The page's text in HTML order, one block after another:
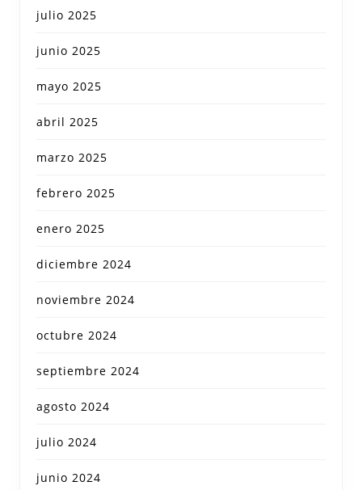
julio 2025
junio 2025
mayo 2025
abril 2025
marzo 2025
febrero 2025
enero 2025
diciembre 2024
noviembre 2024
octubre 2024
septiembre 2024
agosto 2024
julio 2024
junio 2024